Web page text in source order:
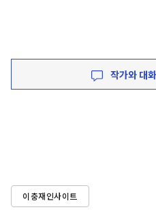
작가와 대
이충재인사이트